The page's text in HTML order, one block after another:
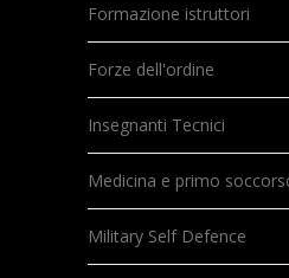
Formazione istruttori
Forze dell'ordine
Insegnanti Tecnici
Medicina e primo
Military Self Defence